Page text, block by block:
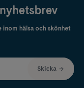
inom hälsa och skönhet
Skicka